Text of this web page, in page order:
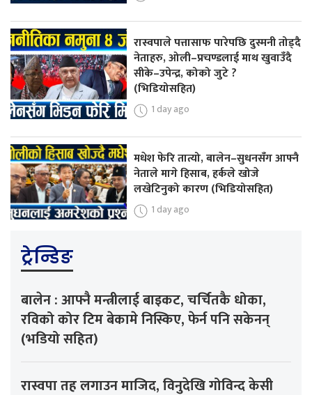
रास्वपाले पत्तासाफ पारेपछि दुस्मनी तोड्दै
नेताहरु, ओली–प्रचण्डलाई माथ खुवाउँदै
सीके–उपेन्द्र, कोको जुटे ?
(भिडियोसहित)
1 day ago
मधेश फेरि तात्यो, बालेन–सुधनसँग आफ्नै
नेताले मागे हिसाब, हर्कले खोजे
लखेटिनुको कारण (भिडियोसहित)
1 day ago
ट्रेन्डिङ
बालेन : आफ्नै मन्त्रीलाई बाइकट, चर्चितकै धोका,
रविको कोर टिम बेकामे निस्किए, फेर्न पनि सकेनन्
(भडियो सहित)
रास्वपा तह लगाउन माजिद, विनुदेखि गोविन्द केसी